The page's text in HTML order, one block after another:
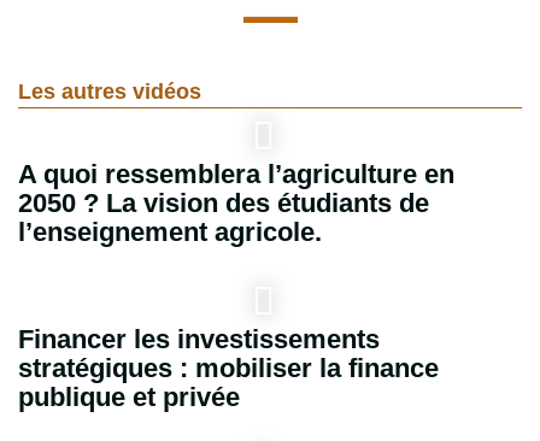
Les autres vidéos
A quoi ressemblera l’agriculture en
2050 ? La vision des étudiants de
l’enseignement agricole.
Financer les investissements
stratégiques : mobiliser la finance
publique et privée